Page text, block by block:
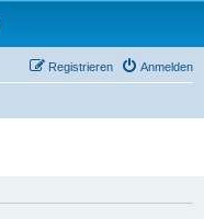
Anmelden
Registrieren